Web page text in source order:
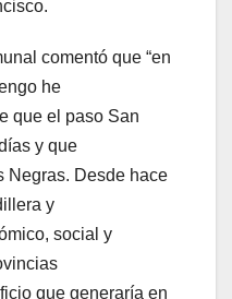
comentó que “en
he
que el paso San
y que
Negras. Desde hace
y
social y
que generaría en